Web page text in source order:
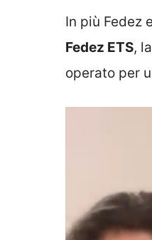
In più Fedez
Fedez ETS,
operato per